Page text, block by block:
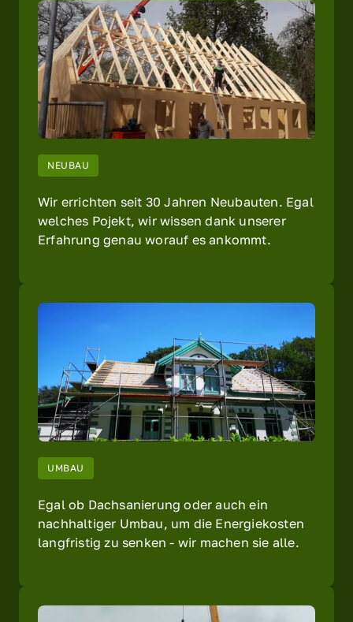
NEUBAU
Wir errichten seit 30 Jahren Neubauten. Egal
welches Pojekt, wir wissen dank unserer
Erfahrung genau worauf es ankommt.
UMBAU
Egal ob Dachsanierung oder auch ein
nachhaltiger Umbau, um die Energiekosten
langfristig zu senken - wir machen sie alle.